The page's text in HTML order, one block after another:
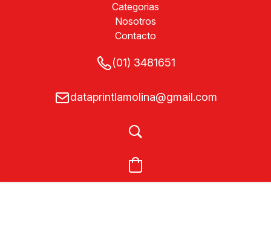
Categorias
Nosotros
Contacto
(01) 3481651
dataprintlamolina@gmail.com